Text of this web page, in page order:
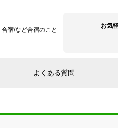
宿/など合宿のこと
お気
よくある質問